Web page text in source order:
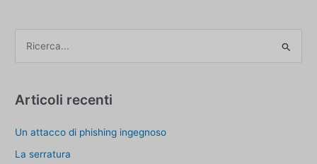
c
p
e
Articoli recenti
Un attacco di phishing ingegnoso
La serratura